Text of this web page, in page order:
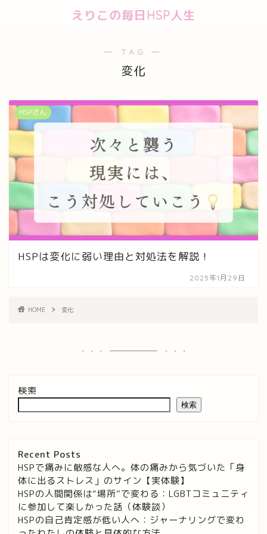
えりこの毎日HSP人生
― TAG ―
変化
HSPさん
HSPは変化に弱い理由と対処法を解説！
2025年1月29日
HOME 変化
検索
検索
Recent Posts
HSPで痛みに敏感な人へ。体の痛みから気づいた「身
体に出るストレス」のサイン【実体験】
HSPの人間関係は“場所”で変わる：LGBTコミュニティ
に参加して楽しかった話（体験談）
HSPの自己肯定感が低い人へ：ジャーナリングで変わ